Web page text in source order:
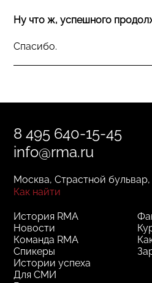
Ну что ж, успешного
Спасибо.
8 495 640-15-45
info@rma.ru
Москва, Страстной
Как найти
История RMA
Новости
Команда RMA
Спикеры
Истории успеха
Для СМИ